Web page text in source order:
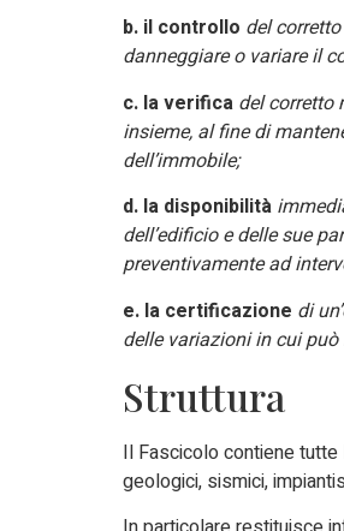
b. il controllo del
danneggiare o variare il
c. la verifica del corretto
insieme, al fine di
dell’immobile;
d. la disponibilità
dell’edificio e delle sue
preventivamente ad
e. la certificazione di
delle variazioni in cui
Struttura
Il Fascicolo contiene
geologici, sismici,